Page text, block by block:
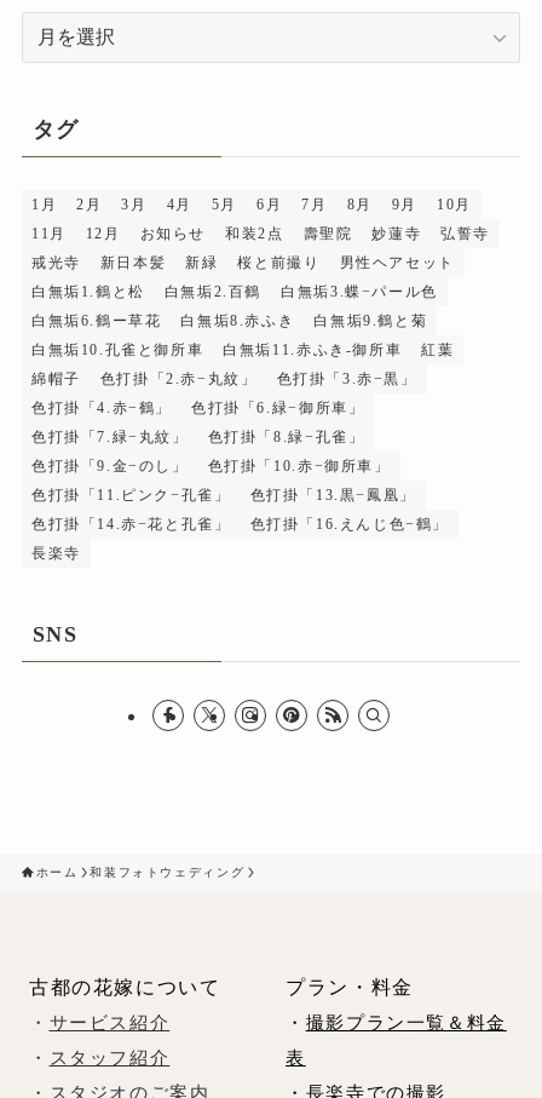
イ
ブ
タグ
1月 2月 3月 4月 5月 6月 7月 8月 9月
10月
11月
12月 お知らせ 和装2点 壽聖院 妙蓮寺
弘誓寺
戒光寺
新日本髪 新緑 桜と前撮り
男性ヘアセット
白無垢1.鶴と松
白無垢2.百鶴
白無垢3.蝶−パール色
白無垢6.鶴ー草花
白無垢8.赤ふき
白無垢9.鶴と菊
白無垢10.孔雀と御所車
白無垢11.赤ふき-御所車
紅葉
綿帽子
色打掛「2.赤−丸紋」
色打掛「3.赤−黒」
色打掛「4.赤−鶴」
色打掛「6.緑−御所車」
色打掛「7.緑−丸紋」
色打掛「8.緑−孔雀」
色打掛「9.金−のし」
色打掛「10.赤−御所車」
色打掛「11.ピンク−孔雀」
色打掛「13.黒−鳳凰」
色打掛「14.赤−花と孔雀」
色打掛「16.えんじ色−鶴」
長楽寺
SNS
ホーム 和装フォトウェディング
古都の花嫁について
・ サービス紹介
・ スタッフ紹介
・ スタジオのご案内
プラン・料金
・ 撮影プラン一覧＆料金
表
・ 長楽寺での撮影